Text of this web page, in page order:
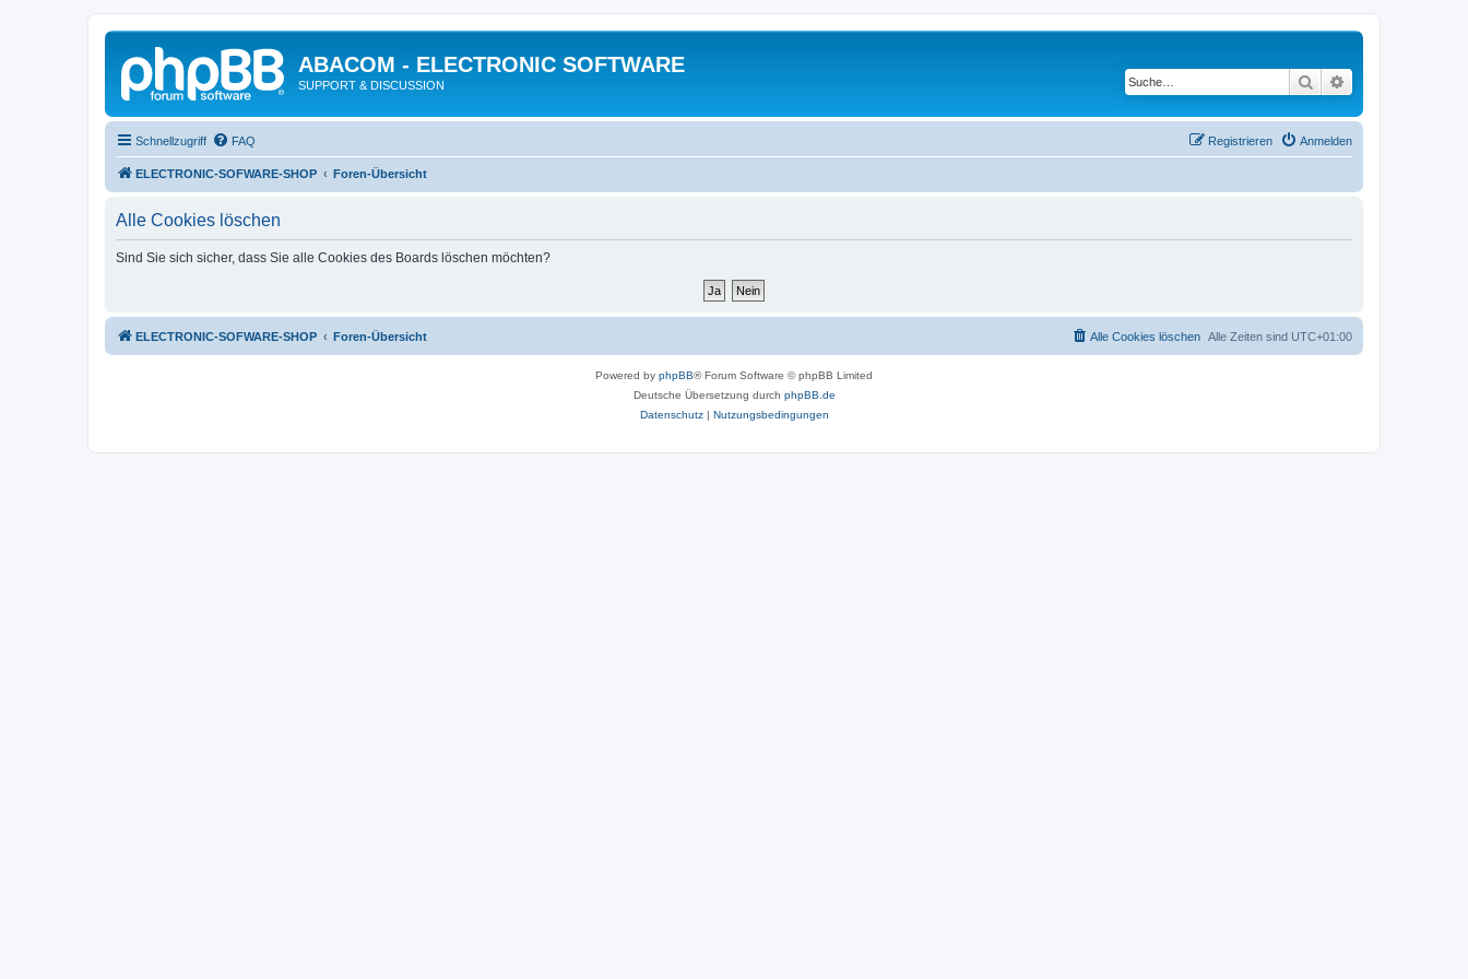
ABACOM - ELECTRONIC SOFTWARE
SUPPORT & DISCUSSION Suche
Schnellzugriff FAQ Anmelden
Registrieren
ELECTRONIC-SOFWARE-SHOP Foren-Übersicht
Alle Cookies löschen
Sind Sie sich sicher, dass Sie alle Cookies des Boards löschen möchten?
ELECTRONIC-SOFWARE-SHOP Foren-Übersicht Alle Zeiten sind UTC+01:00
Alle Cookies löschen
Powered by phpBB® Forum Software © phpBB Limited
Deutsche Übersetzung durch phpBB.de
Datenschutz| Nutzungsbedingungen